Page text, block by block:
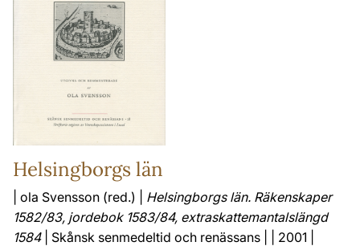
Helsingborgs län
| ola Svensson (red.) | Helsingborgs län. Räkenskaper
1582/83, jordebok 1583/84, extraskattemantalslängd
1584| Skånsk senmedeltid och renässans | | 2001 |